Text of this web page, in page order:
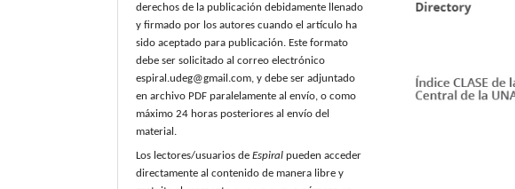
derechos de la publicación debidamente llenado
y firmado por los autores cuando el artículo ha
sido aceptado para publicación. Este formato
debe ser solicitado al correo electrónico
espiral.udeg@gmail.com, y debe ser adjuntado
en archivo PDF paralelamente al envío, o como
máximo 24 horas posteriores al envío del
material.
Los lectores/usuarios deEspiralpueden acceder
directamente al contenido de manera libre y